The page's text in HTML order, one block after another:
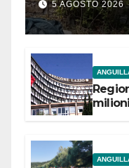
5 AGOSTO 2026